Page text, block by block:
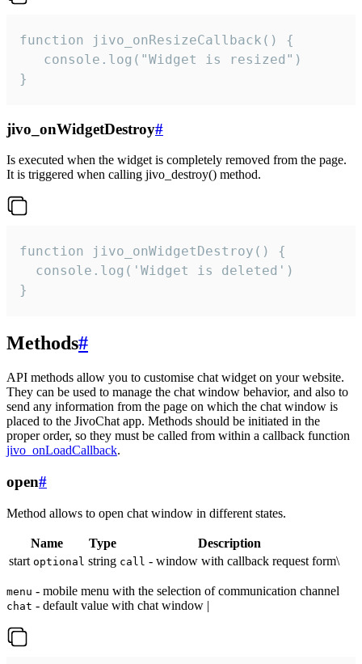
function jivo_onResizeCallback() {
   console.log("Widget is resized")
}
jivo_onWidgetDestroy#
Is executed when the widget is completely removed from the page.
It is triggered when calling jivo_destroy() method.
function jivo_onWidgetDestroy() {
  console.log('Widget is deleted')
}
Methods#
API methods allow you to customise chat widget on your website.
They can be used to manage the chat window behavior, and also to
send any information from the page on which the chat window is
placed to the JivoChat app. Methods should be initiated in the
proper order, so they must be called from within a callback function
jivo_onLoadCallback.
open#
Method allows to open chat window in different states.
Name Type
Description
start optional string call - window with callback request form\
menu - mobile menu with the selection of communication channel
chat - default value with chat window |